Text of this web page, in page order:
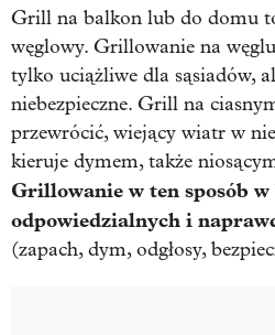
Grill na balkon lub do domu
węglowy. Grillowanie na
tylko uciążliwe dla sąsiadów,
niebezpieczne. Grill na
przewrócić, wiejący wiatr w
kieruje dymem, także
Grillowanie w ten sposób
odpowiedzialnych i
(zapach, dym, odgłosy,